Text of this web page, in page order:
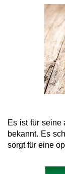
Es ist für seine
bekannt. Es
sorgt für eine